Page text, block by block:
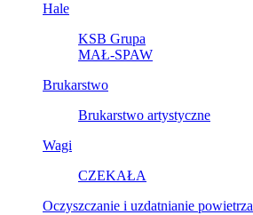
Hale
KSB Grupa
MAŁ-SPAW
Brukarstwo
Brukarstwo artystyczne
Wagi
CZEKAŁA
Oczyszczanie i uzdatnianie powietrza